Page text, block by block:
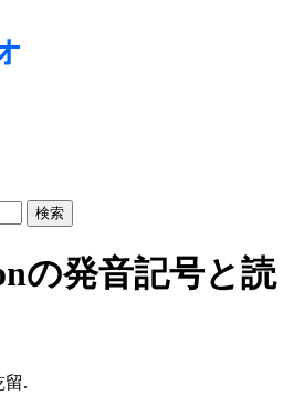
の発音記号と読
留.